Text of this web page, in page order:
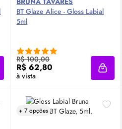
à sacola
BT Glaze Alice -Gloss Labial
5ml
R$ 100,00
R$ 62,80
à vista
+ 7 opções